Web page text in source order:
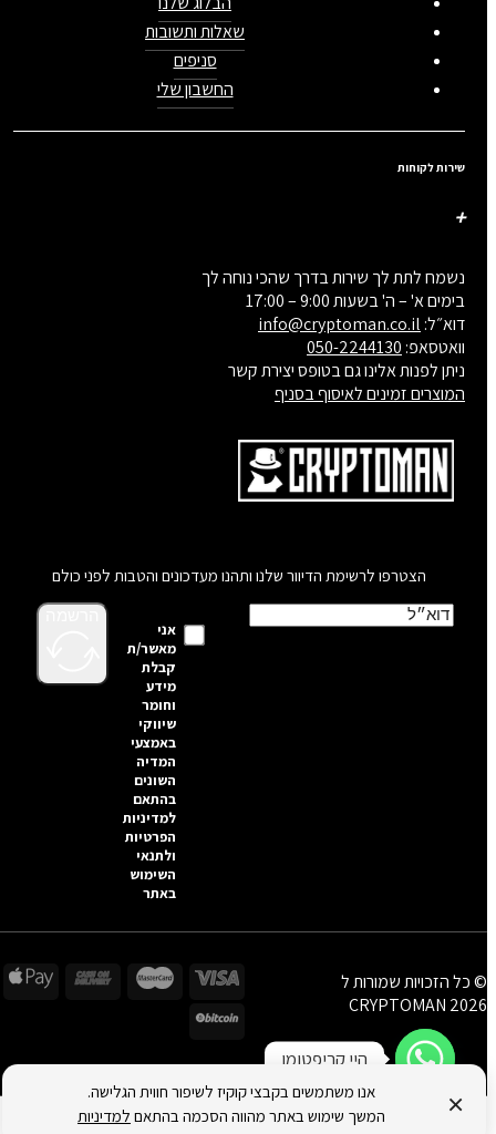
שאלות ותשובות
סניפים
החשבון שלי
שירות לקוחות
נשמח לתת לך שירות בדרך שהכי נוחה לך
בימים א' – ה' בשעות 9:00 – 17:00
דוא״ל:info@cryptoman.co.il
וואטסאפ:050-2244130
ניתן לפנות אלינו גם בטופס יצירת קשר
המוצרים זמינים לאיסוף בסניף
הצטרפו לרשימת הדיוור שלנו ותהנו מעדכונים והטבות לפני כולם
אני
מאשר/ת
קבלת
מידע
וחומר
שיווקי
באמצעי
המדיה
השונים
בהתאם
למדיניות
הפרטיות
ולתנאי
השימוש
באתר
הרשמה
© כל הזכויות שמורות ל
CRYPTOMAN 2026
×
אנו משתמשים בקבצי קוקיז לשיפור חווית הגלישה.
המשך שימוש באתר מהווה הסכמה בהתאםלמדיניות
היי קריפטומן